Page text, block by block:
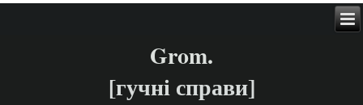
Grom.
[гучні справи]